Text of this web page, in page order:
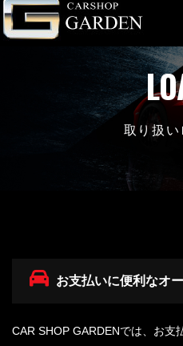
取り扱い
お支払いに便利なオ
CAR SHOP GARDENでは、お支